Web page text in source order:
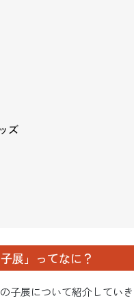
ズ
展」ってなに？
子展について紹介してい